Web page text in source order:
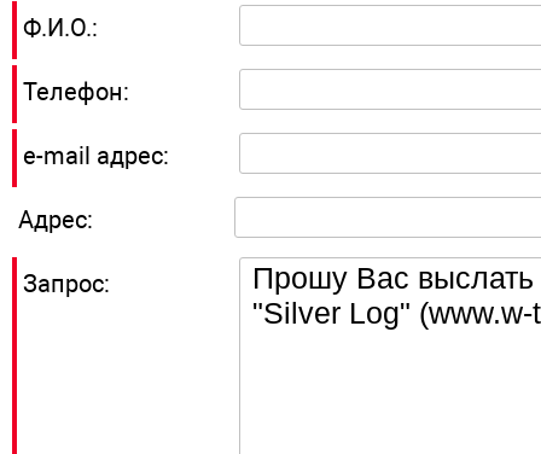
Ф.И.О.:
Телефон:
e-mail адрес:
Адрес:
Запрос: